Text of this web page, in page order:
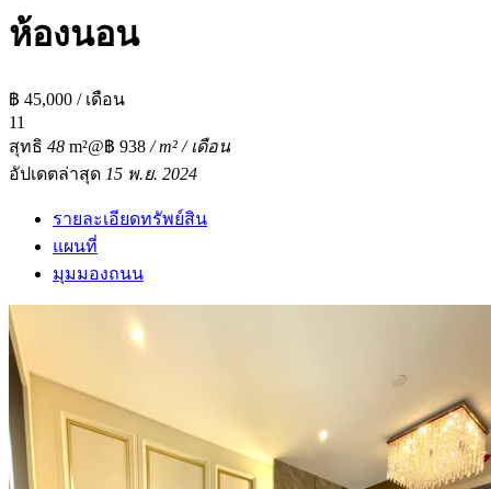
ห้องนอน
฿ 45,000 / เดือน
11
สุทธิ 48 m²@฿ 938 / m² / เดือน
อัปเดตล่าสุด 15 พ.ย. 2024
รายละเอียดทรัพย์สิน
แผนที่
มุมมองถนน